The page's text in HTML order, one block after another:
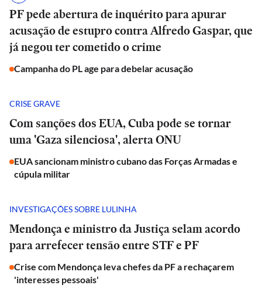
PF pede abertura de inquérito para apurar
acusação de estupro contra Alfredo Gaspar, que
já negou ter cometido o crime
Campanha do PL age para debelar acusação
CRISE GRAVE
Com sanções dos EUA, Cuba pode se tornar
uma 'Gaza silenciosa', alerta ONU
EUA sancionam ministro cubano das Forças Armadas e
cúpula militar
INVESTIGAÇÕES SOBRE LULINHA
Mendonça e ministro da Justiça selam acordo
para arrefecer tensão entre STF e PF
Crise com Mendonça leva chefes da PF a rechaçarem
'interesses pessoais'